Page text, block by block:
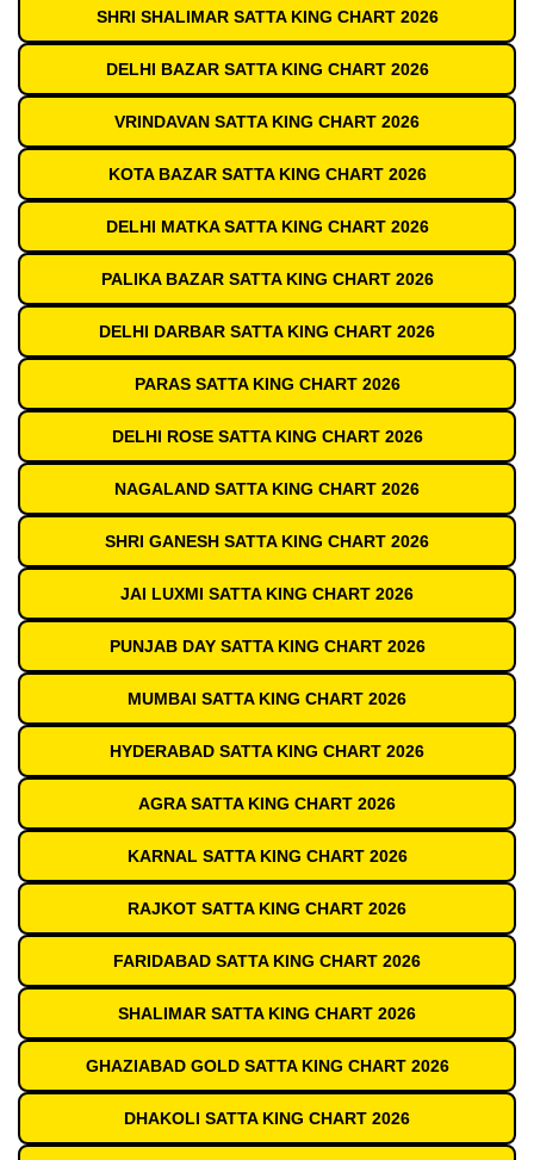
SHRI SHALIMAR SATTA KING CHART 2026
DELHI BAZAR SATTA KING CHART 2026
VRINDAVAN SATTA KING CHART 2026
KOTA BAZAR SATTA KING CHART 2026
DELHI MATKA SATTA KING CHART 2026
PALIKA BAZAR SATTA KING CHART 2026
DELHI DARBAR SATTA KING CHART 2026
PARAS SATTA KING CHART 2026
DELHI ROSE SATTA KING CHART 2026
NAGALAND SATTA KING CHART 2026
SHRI GANESH SATTA KING CHART 2026
JAI LUXMI SATTA KING CHART 2026
PUNJAB DAY SATTA KING CHART 2026
MUMBAI SATTA KING CHART 2026
HYDERABAD SATTA KING CHART 2026
AGRA SATTA KING CHART 2026
KARNAL SATTA KING CHART 2026
RAJKOT SATTA KING CHART 2026
FARIDABAD SATTA KING CHART 2026
SHALIMAR SATTA KING CHART 2026
GHAZIABAD GOLD SATTA KING CHART 2026
DHAKOLI SATTA KING CHART 2026